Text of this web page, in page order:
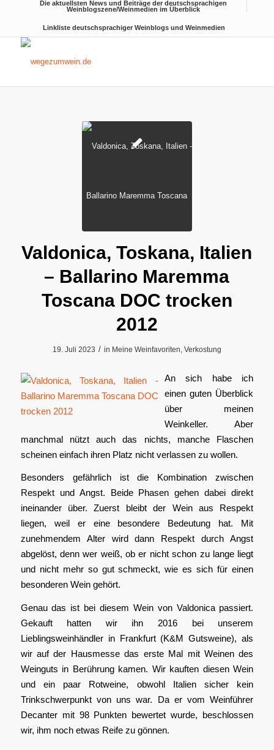
Die aktuellsten News und Beiträge der deutschsprachigen
Weinblogszene/Weinmedien im Überblick
Linkliste deutschsprachiger Weinblogs und Weinmedien
Valdonica, Toskana, Italien
– Ballarino Maremma
Toscana DOC trocken
2012
19. Juli 2023 / in Meine Weinfavoriten, Verkostung
An sich habe ich
einen guten Überblick
über meinen
Weinkeller. Aber
manchmal nützt auch das nichts, manche Flaschen
scheinen einfach ihren Platz nicht verlassen zu wollen.
Besonders gefährlich ist die Kombination zwischen
Respekt und Angst. Beide Phasen gehen dabei direkt
ineinander über. Zuerst bleibt der Wein aus Respekt
liegen, weil er eine besondere Bedeutung hat. Mit
zunehmendem Alter wird dann Respekt durch Angst
abgelöst, denn wer weiß, ob er nicht schon zu lange liegt
und nicht mehr so gut schmeckt, wie es sich für einen
besonderen Wein gehört.
Genau das ist bei diesem Wein von Valdonica passiert.
Gekauft hatten wir ihn 2016 bei unserem
Lieblingsweinhändler in Frankfurt (K&M Gutsweine), als
wir auf der Hausmesse das erste Mal mit Weinen des
Weinguts in Berührung kamen. Wir kauften diesen Wein
und ein paar Rotweine, obwohl Italien sicher kein
Trinkschwerpunkt von uns war. Da er vom Weinführer
Decanter mit 98 Punkten bewertet wurde, beschlossen
wir, ihm noch etwas Reife zu gönnen.